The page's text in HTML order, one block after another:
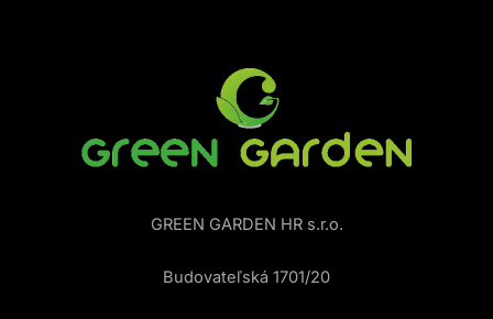
GREEN GARDEN HR s.r.o.
Budovateľská 1701/20